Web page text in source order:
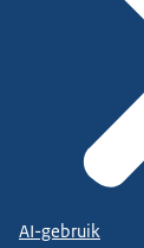
AI-gebruik